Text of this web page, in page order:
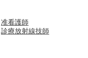
准看護師
診療放射線技師